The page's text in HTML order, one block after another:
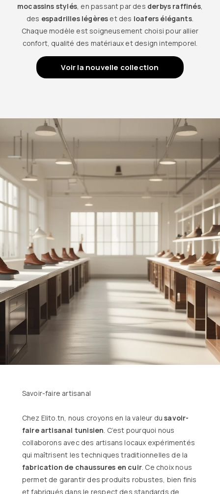
mocassins stylés, en passant par des derbys raffinés,
des espadrilles légères et des loafers élégants.
Chaque modèle est soigneusement choisi pour allier
confort, qualité des matériaux et design intemporel.
Voir la nouvelle collection
Savoir-faire artisanal
Chez Elito.tn, nous croyons en la valeur dusavoir-
faire artisanal tunisien. C’est pourquoi nous
collaborons avec des artisans locaux expérimentés
qui maîtrisent les techniques traditionnelles de la
fabrication de chaussures en cuir. Ce choix nous
permet de garantir des produits robustes, bien finis
et fabriqués dans le respect des standards de